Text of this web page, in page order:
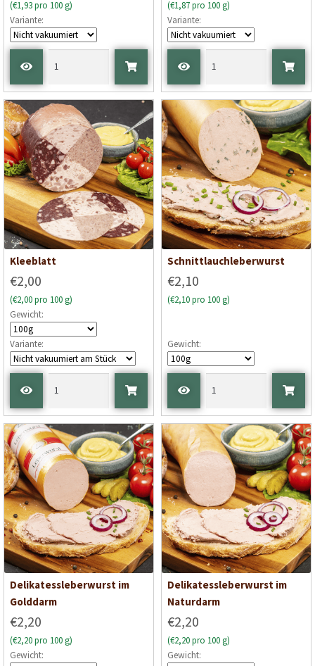
(€1,93 pro 100 g)
Variante:
(€1,87 pro 100 g)
Variante:
Kleeblatt
€2,00
(€2,00 pro 100 g)
Gewicht:
Variante:
Schnittlauchleberwurst
€2,10
(€2,10 pro 100 g)
Gewicht:
Delikatessleberwurst im
Golddarm
€2,20
(€2,20 pro 100 g)
Gewicht:
Delikatessleberwurst im
Naturdarm
€2,20
(€2,20 pro 100 g)
Gewicht: